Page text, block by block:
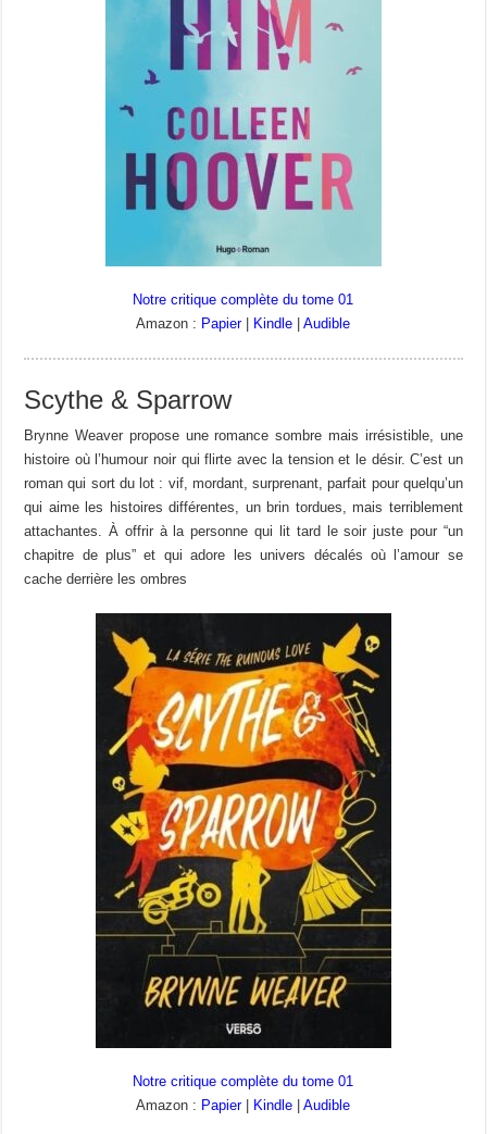
Notre critique complète du tome 01
Amazon : Papier| Kindle |Audible
Scythe & Sparrow
Brynne Weaver propose une romance sombre mais irrésistible, une
histoire où l’humour noir qui flirte avec la tension et le désir. C’est un
roman qui sort du lot : vif, mordant, surprenant, parfait pour quelqu’un
qui aime les histoires différentes, un brin tordues, mais terriblement
attachantes. À offrir à la personne qui lit tard le soir juste pour “un
chapitre de plus” et qui adore les univers décalés où l’amour se
cache derrière les ombres
Notre critique complète du tome 01
Amazon : Papier| Kindle |Audible